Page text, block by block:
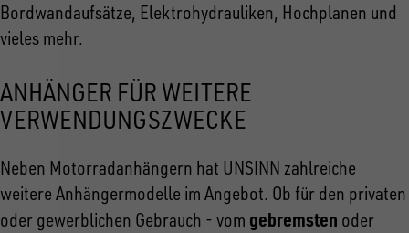
Bordwandaufsätze, Elektrohydrauliken, Hochplanen und
vieles mehr.
ANHÄNGER FÜR WEITERE
VERWENDUNGSZWECKE
Neben Motorradanhängern hat UNSINN zahlreiche
weitere Anhängermodelle im Angebot. Ob für den privaten
oder gewerblichen Gebrauch - vom gebremsten oder